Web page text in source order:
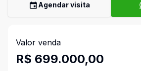
Agendar visita
Valor venda
R$ 699.000,00